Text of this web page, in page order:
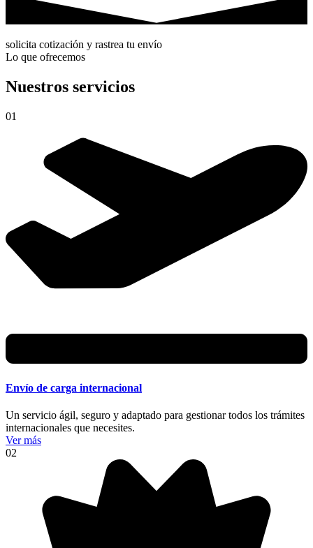
solicita cotización y rastrea tu envío
Lo que ofrecemos
Nuestros servicios
01
Envío de carga internacional
Un servicio ágil, seguro y adaptado para gestionar todos los trámites
internacionales que necesites.
Ver más
02